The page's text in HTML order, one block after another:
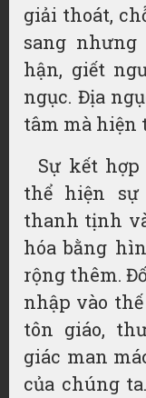
giải thoát,
sang
hận, giết
ngục. Địa
tâm mà hiện
Sự kết
thể hiện
thanh tịnh
hóa bằng
rộng thêm.
nhập vào
tôn giáo,
giác man
của chúng